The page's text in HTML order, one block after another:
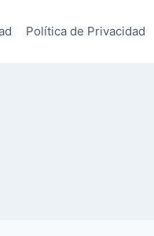
Política de Privacidad